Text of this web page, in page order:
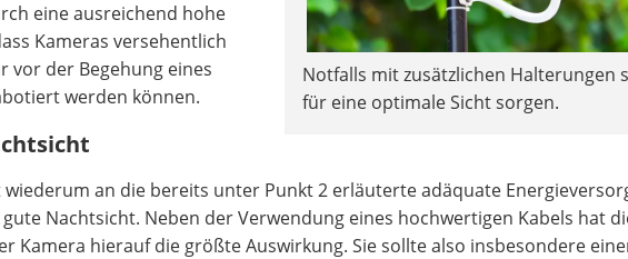
Notfalls mit zusätzlichen Halterungen
für eine optimale Sicht sorgen.
eine ausreichend hohe
Kameras versehentlich
vor der Begehung eines
werden können.
an die bereits unter Punkt 2 erläuterte adäquate
Nachtsicht. Neben der Verwendung eines hochwertigen Kabels hat
Kamera hierauf die größte Auswirkung. Sie sollte also insbesondere